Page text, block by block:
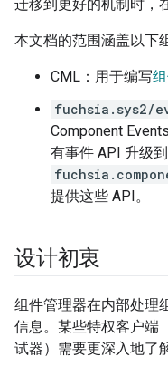
迁移到更好的机制时，
本文档的范围涵盖以下
CML：用于编写
fuchsia.sys2/
Component
有事件 API 升级到
提供这些 API。
设计初衷
组件管理器在内部处理
信息。某些特权客户端
试器）需要更深入地了